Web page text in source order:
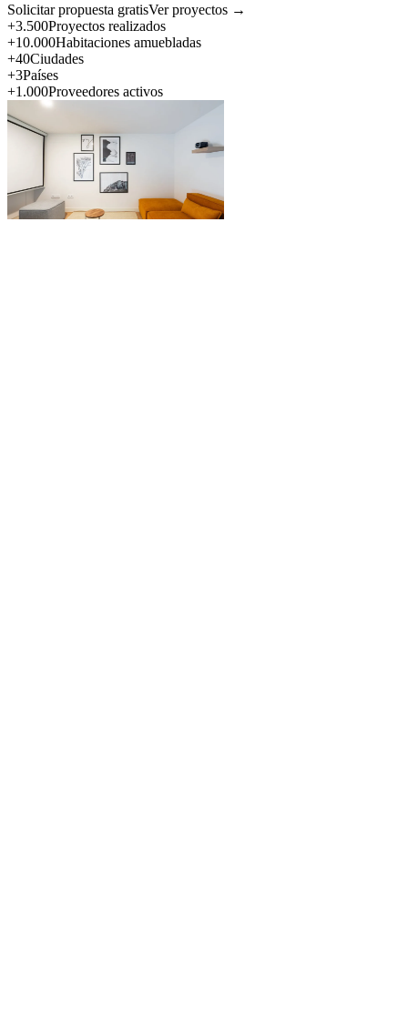
Solicitar propuesta gratisVer proyectos →
+3.500Proyectos realizados
+10.000Habitaciones amuebladas
+40Ciudades
+3Países
+1.000Proveedores activos